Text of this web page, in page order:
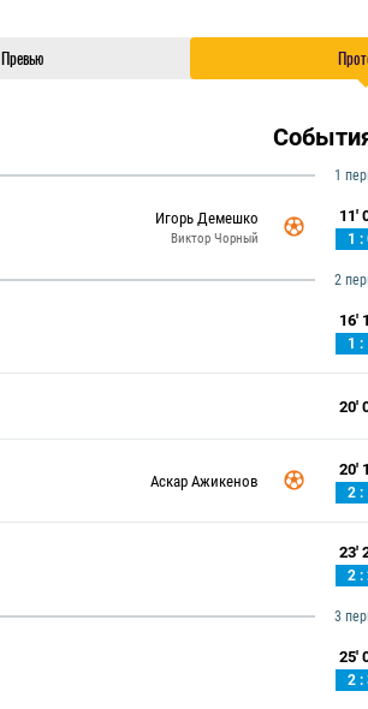
Превью
1
Игорь Демешко
Виктор Чорный
11'
1 :
2
16'
1 :
20'
Аскар Ажикенов
20'
2 :
23'
2 :
3
25'
2 :